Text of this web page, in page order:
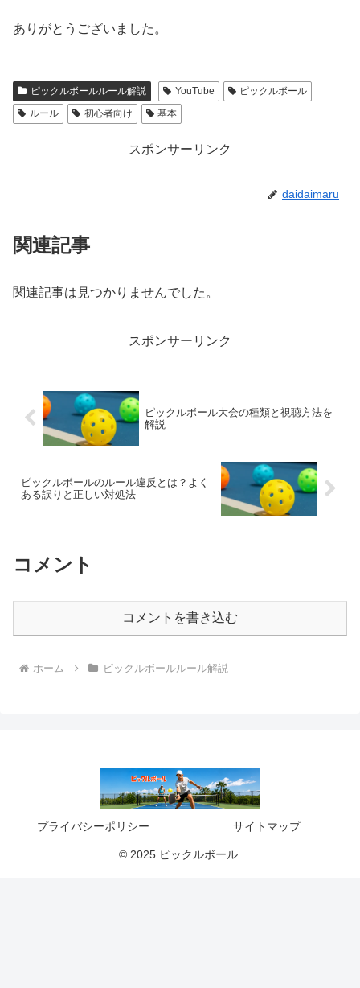
ありがとうございました。
ピックルボールルール解説 YouTube
ピックルボール
ルール
初心者向け 基本
スポンサーリンク
daidaimaru
関連記事
関連記事は見つかりませんでした。
スポンサーリンク
ピックルボール大会の種類と視聴方法を
解説
ピックルボールのルール違反とは？よく
ある誤りと正しい対処法
コメント
コメントを書き込む
ホーム ピックルボールルール解説
プライバシーポリシー サイトマップ
© 2025 ピックルボール.